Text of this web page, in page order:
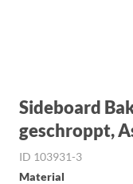
Sideboard
geschroppt,
ID 103931-3
Material